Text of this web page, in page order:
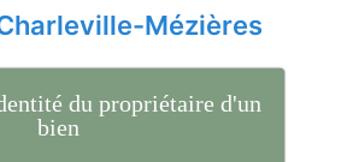
Mézières
du propriétaire d'un
bien